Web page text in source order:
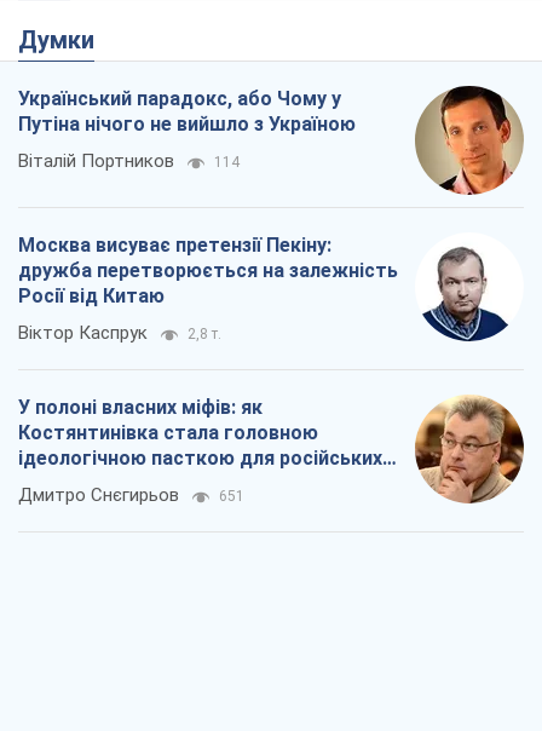
Думки
Український парадокс, або Чому у
Путіна нічого не вийшло з Україною
Віталій Портников 114
Москва висуває претензії Пекіну:
дружба перетворюється на залежність
Росії від Китаю
Віктор Каспрук 2,8 т.
У полоні власних міфів: як
Костянтинівка стала головною
ідеологічною пасткою для російських
окупантів
Дмитро Снєгирьов 651